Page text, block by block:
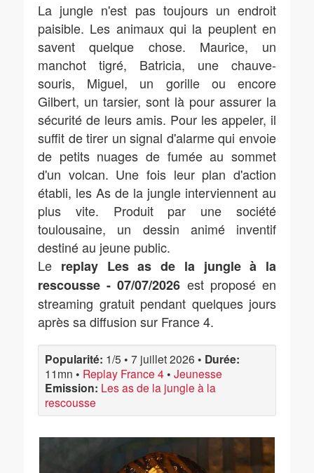
La jungle n'est pas toujours un endroit
paisible. Les animaux qui la peuplent en
savent quelque chose. Maurice, un
manchot tigré, Batricia, une chauve-
souris, Miguel, un gorille ou encore
Gilbert, un tarsier, sont là pour assurer la
sécurité de leurs amis. Pour les appeler, il
suffit de tirer un signal d'alarme qui envoie
de petits nuages de fumée au sommet
d'un volcan. Une fois leur plan d'action
établi, les As de la jungle interviennent au
plus vite. Produit par une société
toulousaine, un dessin animé inventif
destiné au jeune public.
Le replay Les as de la jungle à la
rescousse - 07/07/2026 est proposé en
streaming gratuit pendant quelques jours
après sa diffusion sur France 4.
Popularité: 1/5 • 7 juillet 2026 • Durée:
11mn • Replay France 4 • Jeunesse
Emission: Les as de la jungle à la
rescousse